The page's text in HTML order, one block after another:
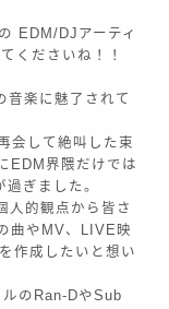
EDM/DJアーティ
くださいね！！
楽に魅了されて
会して絶叫した束
EDM界隈だけでは
ぎました。
人的観点から皆さ
曲やMV、LIVE映
作成したいと想い
のRan-DやSub